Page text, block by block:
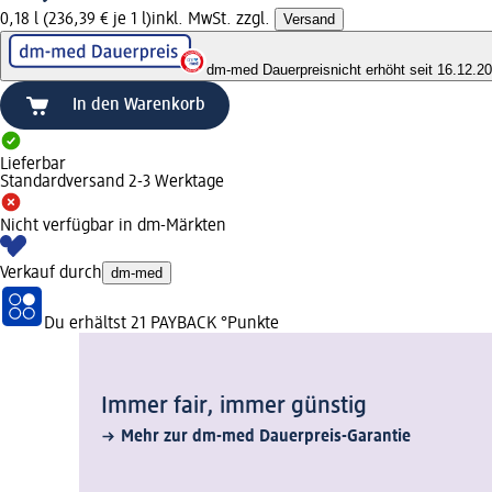
0,18 l (236,39 € je 1 l)inkl. MwSt. zzgl. Versand
dm-med Dauerpreisnicht erhöht seit
In den Warenkorb
Lieferbar
Standardversand 2-3 Werktage
Nicht verfügbar in dm-Märkten
Verkauf durch dm-med
Du erhältst 21 PAYBACK °Punkte
Immer fair,­ immer günstig
Mehr zur dm-med Dauerpreis-Garantie